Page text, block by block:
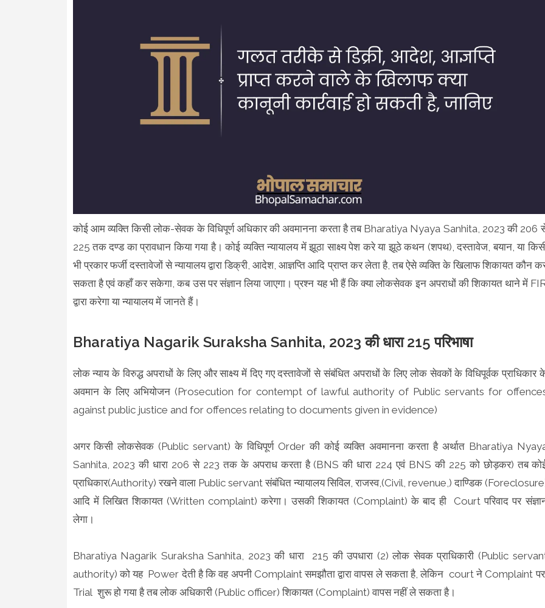
कोई आम व्यक्ति किसी लोक-सेवक के विधिपूर्ण अधिकार की अवमानना करता है तब Bharatiya Nyaya Sanhita, 2023 की 206
225 तक दण्ड का प्रावधान किया गया है। कोई व्यक्ति न्यायालय में झूठा साक्ष्य पेश करे या झूठे कथन (शपथ), दस्तावेज, बयान, या
भी प्रकार फर्जी दस्तावेजों से न्यायालय द्वारा डिक्री, आदेश, आज्ञप्ति आदि प्राप्त कर लेता है, तब ऐसे व्यक्ति के खिलाफ शिकायत कौन
सकता है एवं कहाँ कर सकेगा, कब उस पर संज्ञान लिया जाएगा। प्रश्न यह भी हैं कि क्या लोकसेवक इन अपराधों की शिकायत थाने में
द्वारा करेगा या न्यायालय में जानते हैं।
Bharatiya Nagarik Suraksha Sanhita, 2023 की धारा 215 परिभाषा
लोक न्याय के विरुद्ध अपराधों के लिए और साक्ष्य में दिए गए दस्तावेजों से संबंधित अपराधों के लिए लोक सेवकों के विधिपूर्वक प्राधिकार
अवमान के लिए अभियोजन (Prosecution for contempt of lawful authority of Public servants for
against public justice and for offences relating to documents given in evidence)
अगर किसी लोकसेवक (Public servant) के विधिपूर्ण Order की कोई व्यक्ति अवमानना करता है अर्थात Bharatiya
Sanhita, 2023 की धारा 206 से 223 तक के अपराध करता है (BNS की धारा 224 एवं BNS की 225 को छोड़कर) तब
प्राधिकार(Authority) रखने वाला Public servant संबंधित न्यायालय सिविल, राजस्व,(Civil, revenue,) दाण्डिक
आदि में लिखित शिकायत (Written complaint) करेगा। उसकी शिकायत (Complaint) के बाद ही Court परिवाद पर
लेगा।
Bharatiya Nagarik Suraksha Sanhita, 2023 की धारा 215 की उपधारा (2) लोक सेवक प्राधिकारी (Public
authority) को यह Power देती है कि वह अपनी Complaint समझौता द्वारा वापस ले सकता है, लेकिन court ने Complaint
Trial शुरू हो गया है तब लोक अधिकारी (Public officer) शिकायत (Complaint) वापस नहीं ले सकता है।